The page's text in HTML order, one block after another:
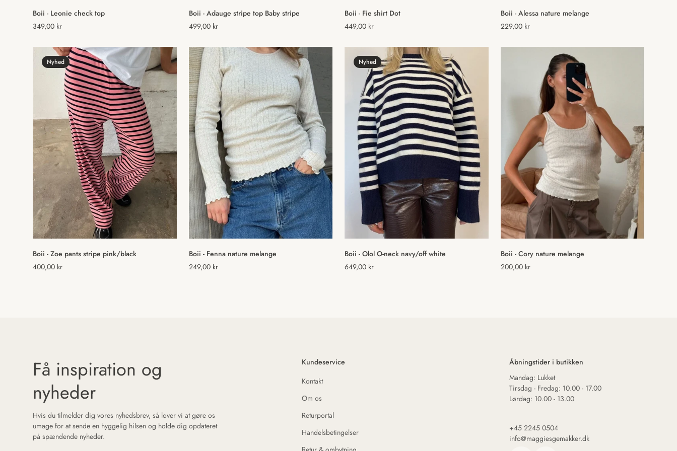
Vælg muligheder
Boii - Leonie check top
Normal
349,00 kr
Vælg muligheder
Boii - Adauge stripe top Baby stripe
Normal
499,00 kr
Vælg muligheder
Boii - Fie shirt Dot
Normal
449,00 kr
Vælg muligheder
Boii - Alessa nature melange
Normal
229,00 kr
Nyhed
Vælg muligheder
Boii - Zoe pants stripe pink/black
Normal
400,00 kr
Vælg muligheder
Boii - Fenna nature melange
Normal
249,00 kr
Nyhed
Hurtig tilføjelse
Boii - Olol O-neck navy/off white
Normal
649,00 kr
Vælg muligheder
Boii - Cory nature melange
Normal
200,00 kr
Få inspiration og
nyheder
Hvis du tilmelder dig vores nyhedsbrev, så lover vi at gøre os
umage for at sende en hyggelig hilsen og holde dig opdateret
på spændende nyheder.
Kundeservice
Kontakt
Om os
Returportal
Handelsbetingelser
Åbningstider i butikken
Mandag: Lukket
Tirsdag - Fredag: 10.00 - 17.00
Lørdag: 10.00 - 13.00
+45 2245 0504
info@maggiesgemakker.dk